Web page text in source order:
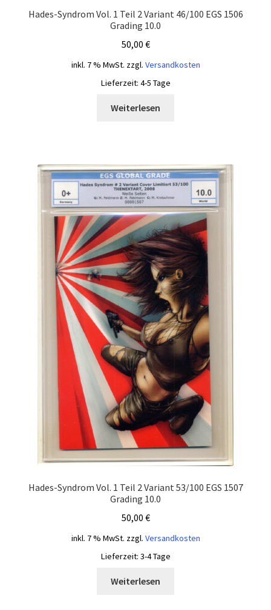
Hades-Syndrom Vol. 1 Teil 2 Variant 46/100 EGS 1506
Grading 10.0
50,00 €
inkl. 7 % MwSt. zzgl. Versandkosten
Lieferzeit: 4-5 Tage
Weiterlesen
Hades-Syndrom Vol. 1 Teil 2 Variant 53/100 EGS 1507
Grading 10.0
50,00 €
inkl. 7 % MwSt. zzgl. Versandkosten
Lieferzeit: 3-4 Tage
Weiterlesen